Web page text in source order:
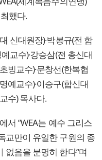
했다.
신대원장)·박봉규(전 합
교수)·강승삼(전 총신대
빙교수)·문창선(한복협
예교수)·이승구(합신대
수) 목사다.
서 “WEA는 예수 그리스
교만이 유일한 구원의 종
없음을 분명히 한다”며